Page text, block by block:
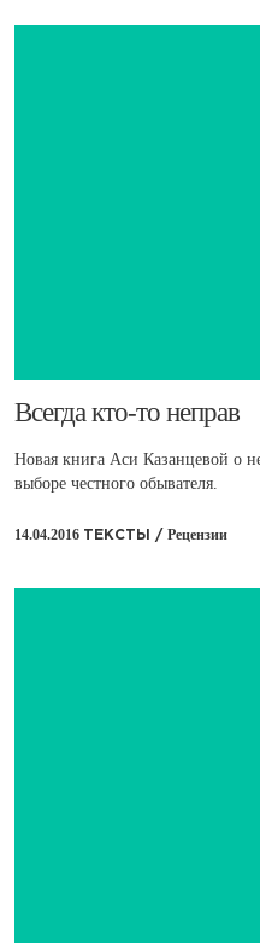
​Всегда кто-то неправ
Новая книга Аси Казанцевой о
выборе честного обывателя.
14.04.2016 ТЕКСТЫ / Рецензии